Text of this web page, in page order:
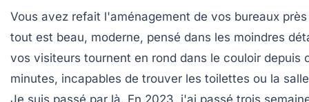
Vous avez refait l'aménagement de vos bureaux
tout est beau, moderne, pensé dans les moindres
vos visiteurs tournent en rond dans le couloir depuis
minutes, incapables de trouver les toilettes ou la